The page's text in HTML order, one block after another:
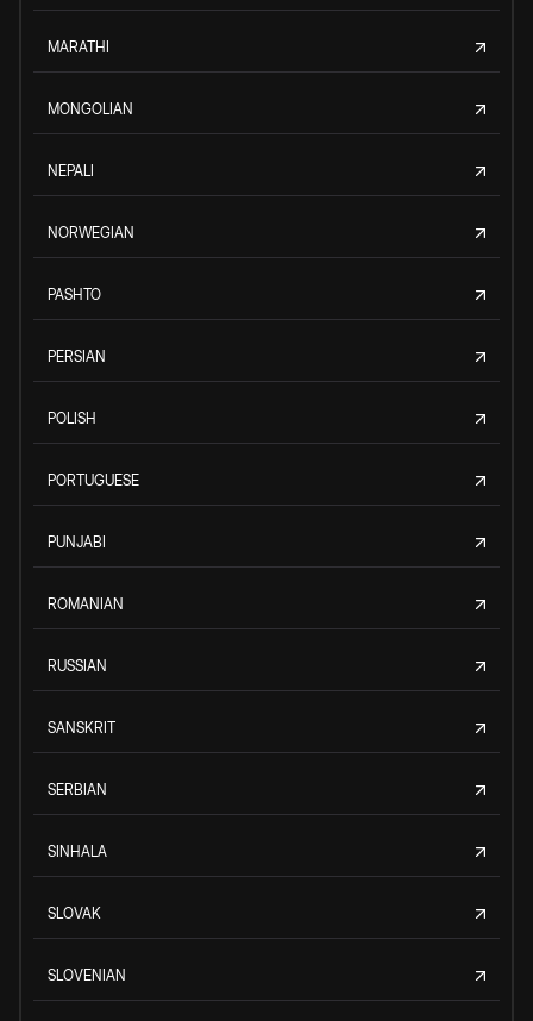
MARATHI
MONGOLIAN
NEPALI
NORWEGIAN
PASHTO
PERSIAN
POLISH
PORTUGUESE
PUNJABI
ROMANIAN
RUSSIAN
SANSKRIT
SERBIAN
SINHALA
SLOVAK
SLOVENIAN